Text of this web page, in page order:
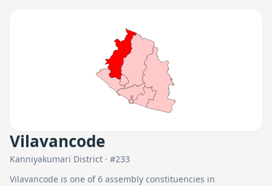
Vilavancode
Kanniyakumari District · #233
Vilavancode is one of6 assembly constituencies in